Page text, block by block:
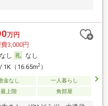
万円
3,000円
なし
なし
1K（16.65m2）
金なし
一人暮らし
最上階 角部屋